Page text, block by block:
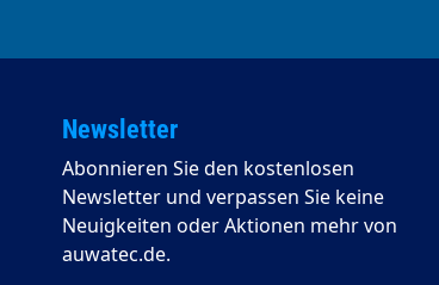
Newsletter
Abonnieren Sie den kostenlosen
Newsletter und verpassen Sie keine
Neuigkeiten oder Aktionen mehr von
auwatec.de.